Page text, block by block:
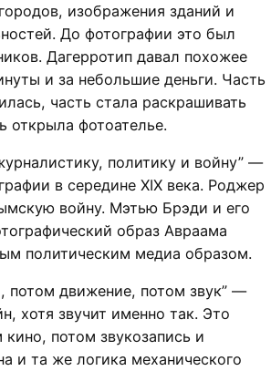
изображения зданий и
До фотографии это был
Дагерротип давал похожее
и за небольшие деньги. Часть
часть стала раскрашивать
открыла фотоателье.
политику и войну” —
в середине XIX века. Роджер
войну. Мэтью Брэди и его
образ Авраама
политическим медиа образом.
потом движение, потом звук” —
хотя звучит именно так. Это
потом звукозапись и
и та же логика механического